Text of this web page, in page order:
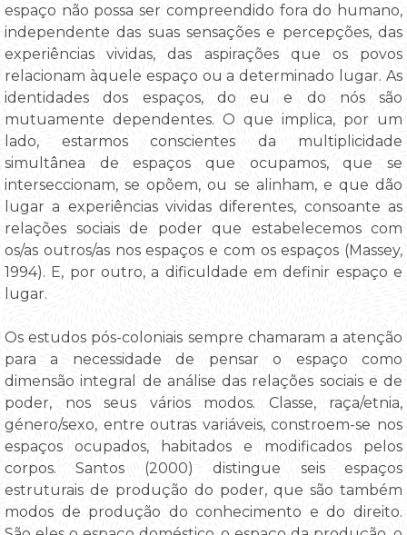
espaço não possa ser compreendido fora do humano,
independente das suas sensações e percepções, das
experiências vividas, das aspirações que os povos
relacionam àquele espaço ou a determinado lugar. As
identidades dos espaços, do eu e do nós são
mutuamente dependentes. O que implica, por um
lado, estarmos conscientes da multiplicidade
simultânea de espaços que ocupamos, que se
interseccionam, se opõem, ou se alinham, e que dão
lugar a experiências vividas diferentes, consoante as
relações sociais de poder que estabelecemos com
os/as outros/as nos espaços e com os espaços (Massey,
1994). E, por outro, a dificuldade em definir espaço e
lugar.
Os estudos pós-coloniais sempre chamaram a atenção
para a necessidade de pensar o espaço como
dimensão integral de análise das relações sociais e de
poder, nos seus vários modos. Classe, raça/etnia,
género/sexo, entre outras variáveis, constroem-se nos
espaços ocupados, habitados e modificados pelos
corpos. Santos (2000) distingue seis espaços
estruturais de produção do poder, que são também
modos de produção do conhecimento e do direito.